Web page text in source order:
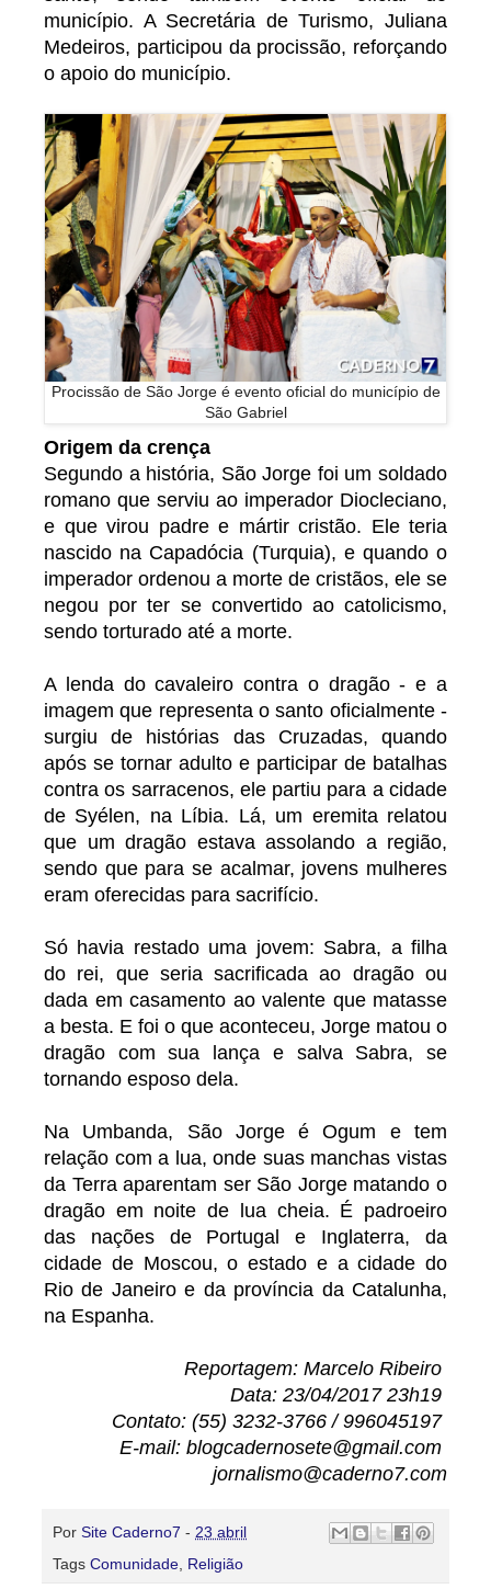
município. A Secretária de Turismo, Juliana
Medeiros, participou da procissão, reforçando
o apoio do município.
Procissão de São Jorge é evento oficial do município de
São Gabriel
Origem da crença
Segundo a história, São Jorge foi um soldado
romano que serviu ao imperador Diocleciano,
e que virou padre e mártir cristão. Ele teria
nascido na Capadócia (Turquia), e quando o
imperador ordenou a morte de cristãos, ele se
negou por ter se convertido ao catolicismo,
sendo torturado até a morte.
A lenda do cavaleiro contra o dragão - e a
imagem que representa o santo oficialmente -
surgiu de histórias das Cruzadas, quando
após se tornar adulto e participar de batalhas
contra os sarracenos, ele partiu para a cidade
de Syélen, na Líbia. Lá, um eremita relatou
que um dragão estava assolando a região,
sendo que para se acalmar, jovens mulheres
eram oferecidas para sacrifício.
Só havia restado uma jovem: Sabra, a filha
do rei, que seria sacrificada ao dragão ou
dada em casamento ao valente que matasse
a besta. E foi o que aconteceu, Jorge matou o
dragão com sua lança e salva Sabra, se
tornando esposo dela.
Na Umbanda, São Jorge é Ogum e tem
relação com a lua, onde suas manchas vistas
da Terra aparentam ser São Jorge matando o
dragão em noite de lua cheia. É padroeiro
das nações de Portugal e Inglaterra, da
cidade de Moscou, o estado e a cidade do
Rio de Janeiro e da província da Catalunha,
na Espanha.
Reportagem: Marcelo Ribeiro
Data: 23/04/2017 23h19
Contato: (55) 3232-3766 / 996045197
E-mail: blogcadernosete@gmail.com
jornalismo@caderno7.com
Por Site Caderno7 - 23 abril
Tags Comunidade, Religião